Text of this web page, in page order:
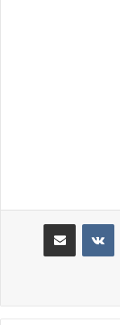
مشاركة عبر البريد